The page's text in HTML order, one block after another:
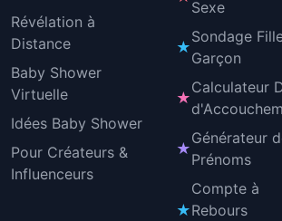
Révélation à
Distance
Baby Shower
Virtuelle
Idées Baby Shower
Pour Créateurs &
Influenceurs
Sexe
★
Sondage
Garçon
★
Calculateur
★
Générateur
Prénoms
★
Compte à
Rebours